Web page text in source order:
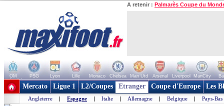
A retenir : Palmarès Coupe du
OM PSG Lyon Lille Monaco Chelsea Man Utd Arsenal Liverpool ManCity
+ de clubs
Mercato Ligue 1 L2/Coupes Etranger Coupe d'Europe Les
Angleterre | Espagne | Italie | Allemagne | Belgique | Pays-Bas